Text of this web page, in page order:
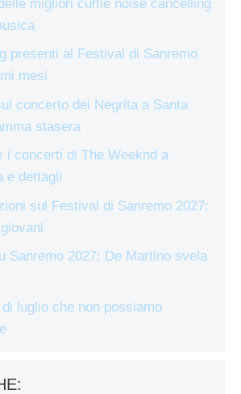
migliori cuffie noise cancelling
presenti al Festival di Sanremo
mesi
concerto dei Negrita a Santa
stasera
i concerti di The Weeknd a
e dettagli
sul Festival di Sanremo 2027:
Sanremo 2027: De Martino svela
luglio che non possiamo